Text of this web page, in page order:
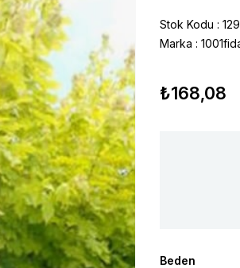
Stok Kodu
Marka :
₺168,08
Beden